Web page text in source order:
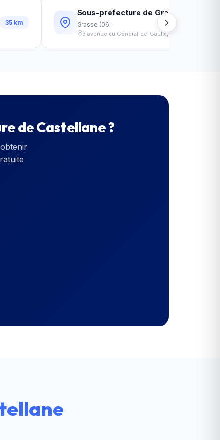
35 km
Sous-préfecture de Grasse
Grasse (06)
3 avenue du Général-de-Gaulle,
de Castellane?